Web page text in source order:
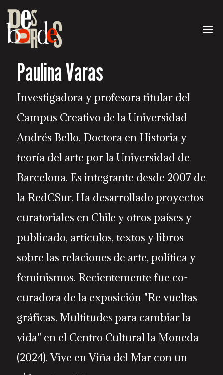
Paulina Varas
Investigadora y profesora titular del
Campus Creativo de la Universidad
Andrés Bello. Doctora en Historia y
teoría del arte por la Universidad de
Barcelona. Es integrante desde 2007 de
la RedCSur. Ha desarrollado proyectos
curatoriales en Chile y otros países y
publicado, artículos, textos y libros
sobre las relaciones de arte, política y
feminismos. Recientemente fue co-
curadora de la exposición "Re vueltas
gráficas. Multitudes para cambiar la
vida" en el Centro Cultural la Moneda
(2024). Vive en Viña del Mar con un